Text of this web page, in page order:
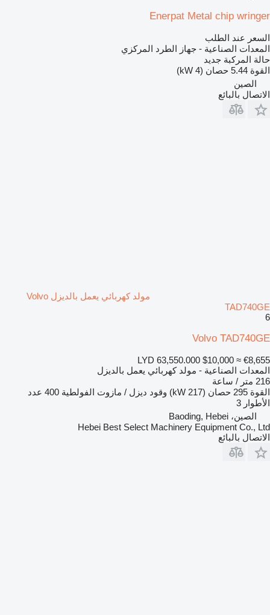
Enerpat Metal chip wringer
السعر عند الطلب
المعدات الصناعية - جهاز الطرد المركزي
حالة المركبة جديد
القوة 5.44 حصان (4 kW)
الصين
الاتصال بالبائع
مولد كهربائي يعمل بالديزل Volvo
TAD740GE
6
Volvo TAD740GE
LYD 63,550.000 $10,000 ≈ €8,655
المعدات الصناعية - مولد كهربائي يعمل بالديزل
216 متر / ساعة
القوة 295 حصان (217 kW) وقود ديزل / مازوت الفولطية 400 عدد
الأطوار 3
الصين، Baoding, Hebei
Hebei Best Select Machinery Equipment Co., Ltd
الاتصال بالبائع